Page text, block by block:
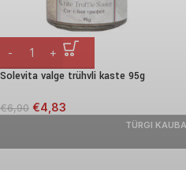
Solevita valge trühvli kaste 95g
€6,90 €4,83
TÜRGI